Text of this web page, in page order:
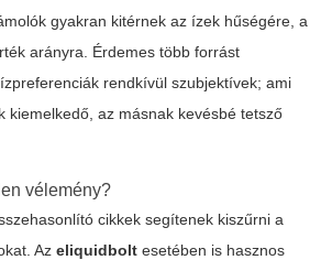
gyakran kitérnek az ízek hűségére, a
arányra. Érdemes több forrást
rendkívül szubjektívek; ami
kiemelkedő, az másnak kevésbé tetsző
vélemény?
cikkek segítenek kiszűrni a
Az eliquidbolt esetében is hasznos